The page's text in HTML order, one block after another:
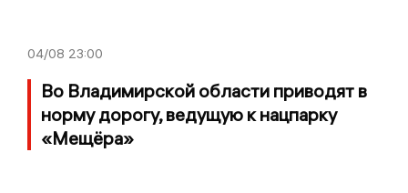
04/08 23:00
Во Владимирской области приводят в
норму дорогу, ведущую к нацпарку
«Мещёра»